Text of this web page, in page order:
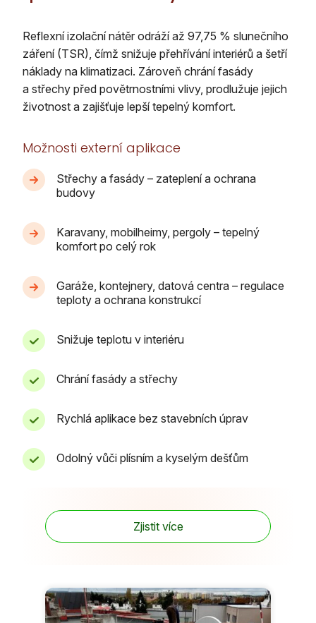
Reflexní izolační nátěr odráží až 97,75 % slunečního
záření (TSR), čímž snižuje přehřívání interiérů a šetří
náklady na klimatizaci. Zároveň chrání fasády
a střechy před povětrnostními vlivy, prodlužuje jejich
životnost a zajišťuje lepší tepelný komfort.
Možnosti externí aplikace
Střechy a fasády – zateplení a ochrana
budovy
Karavany, mobilheimy, pergoly – tepelný
komfort po celý rok
Garáže, kontejnery, datová centra – regulace
teploty a ochrana konstrukcí
Snižuje teplotu v interiéru
Chrání fasády a střechy
Rychlá aplikace bez stavebních úprav
Odolný vůči plísním a kyselým dešťům
Zjistit více